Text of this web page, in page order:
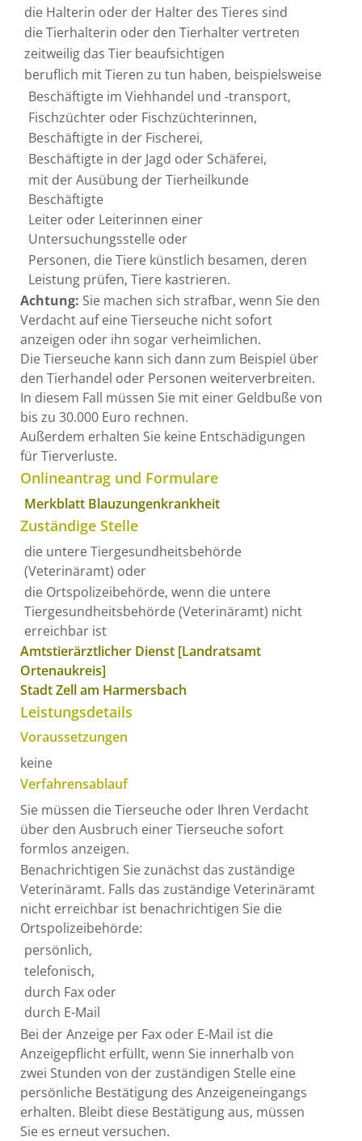
die Halterin oder der Halter des Tieres sind
die Tierhalterin oder den Tierhalter vertreten
zeitweilig das Tier beaufsichtigen
beruflich mit Tieren zu tun haben, beispielsweise
Beschäftigte im Viehhandel und -transport,
Fischzüchter oder Fischzüchterinnen,
Beschäftigte in der Fischerei,
Beschäftigte in der Jagd oder Schäferei,
mit der Ausübung der Tierheilkunde
Beschäftigte
Leiter oder Leiterinnen einer
Untersuchungsstelle oder
Personen, die Tiere künstlich besamen, deren
Leistung prüfen, Tiere kastrieren.
Achtung: Sie machen sich strafbar, wenn Sie den
Verdacht auf eine Tierseuche nicht sofort
anzeigen oder ihn sogar verheimlichen.
Die Tierseuche kann sich dann zum Beispiel über
den Tierhandel oder Personen weiterverbreiten.
In diesem Fall müssen Sie mit einer Geldbuße von
bis zu 30.000 Euro rechnen.
Außerdem erhalten Sie keine Entschädigungen
für Tierverluste.
Onlineantrag und Formulare
Merkblatt Blauzungenkrankheit
Zuständige Stelle
die untere Tiergesundheitsbehörde
(Veterinäramt) oder
die Ortspolizeibehörde, wenn die untere
Tiergesundheitsbehörde (Veterinäramt) nicht
erreichbar ist
Amtstierärztlicher Dienst [Landratsamt
Ortenaukreis]
Stadt Zell am Harmersbach
Leistungsdetails
Voraussetzungen
keine
Verfahrensablauf
Sie müssen die Tierseuche oder Ihren Verdacht
über den Ausbruch einer Tierseuche sofort
formlos anzeigen.
Benachrichtigen Sie zunächst das zuständige
Veterinäramt. Falls das zuständige Veterinäramt
nicht erreichbar ist benachrichtigen Sie die
Ortspolizeibehörde:
persönlich,
telefonisch,
durch Fax oder
durch E-Mail
Bei der Anzeige per Fax oder E-Mail ist die
Anzeigepflicht erfüllt, wenn Sie innerhalb von
zwei Stunden von der zuständigen Stelle eine
persönliche Bestätigung des Anzeigeneingangs
erhalten. Bleibt diese Bestätigung aus, müssen
Sie es erneut versuchen.